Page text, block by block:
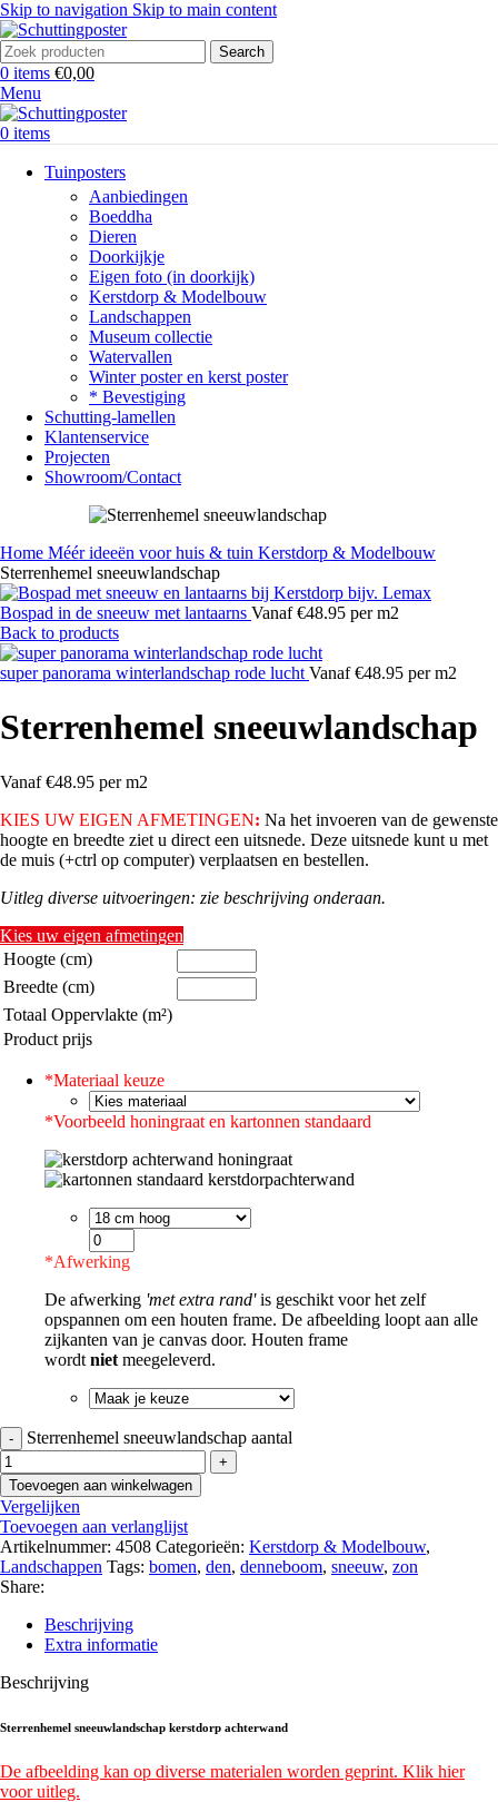
Skip to navigation Skip to main content
Search
0 items €0,00
Menu
0 items
Tuinposters
Aanbiedingen
Boeddha
Dieren
Doorkijkje
Eigen foto (in doorkijk)
Kerstdorp & Modelbouw
Landschappen
Museum collectie
Watervallen
Winter poster en kerst poster
* Bevestiging
Schutting-lamellen
Klantenservice
Projecten
Showroom/Contact
Home Méér ideeën voor huis & tuin Kerstdorp & Modelbouw
Sterrenhemel sneeuwlandschap
Bospad in de sneeuw met lantaarns Vanaf €48.95 per m2
Back to products
super panorama winterlandschap rode lucht Vanaf €48.95 per m2
Sterrenhemel sneeuwlandschap
Vanaf €48.95 per m2
KIES UW EIGEN AFMETINGEN: Na het invoeren van de gewenste
hoogte en breedte ziet u direct een uitsnede. Deze uitsnede kunt u met
de muis (+ctrl op computer) verplaatsen en bestellen.
Uitleg diverse uitvoeringen: zie beschrijving onderaan.
Kies uw eigen afmetingen
Hoogte (cm)
Breedte (cm)
Totaal Oppervlakte (m²)
Product prijs
*Materiaal keuze
*Voorbeeld honingraat en kartonnen standaard
*Afwerking
De afwerking 'met extra rand'is geschikt voor het zelf
opspannen om een houten frame. De afbeelding loopt aan alle
zijkanten van je canvas door. Houten frame
wordt niet meegeleverd.
Sterrenhemel sneeuwlandschap aantal
Toevoegen aan winkelwagen
Vergelijken
Toevoegen aan verlanglijst
Artikelnummer: 4508 Categorieën: Kerstdorp & Modelbouw,
Landschappen Tags: bomen, den, denneboom, sneeuw, zon
Share:
Beschrijving
Extra informatie
Beschrijving
Sterrenhemel sneeuwlandschap kerstdorp achterwand
De afbeelding kan op diverse materialen worden geprint. Klik hier
voor uitleg.